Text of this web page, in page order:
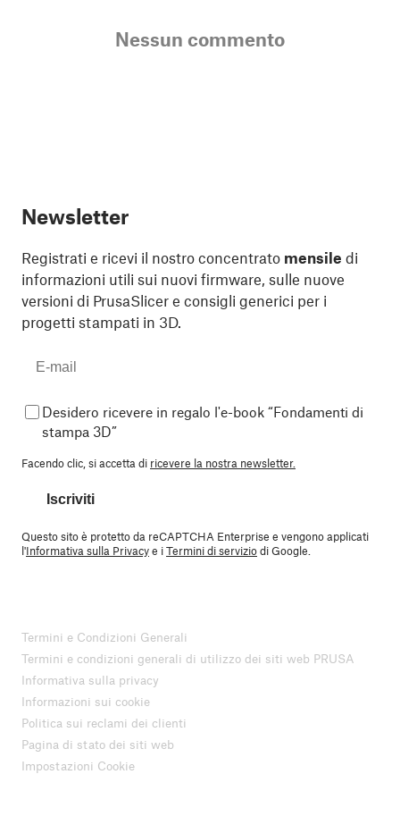
Nessun commento
Newsletter
Registrati e ricevi il nostro concentrato mensile di
informazioni utili sui nuovi firmware, sulle nuove
versioni di PrusaSlicer e consigli generici per i
progetti stampati in 3D.
Desidero ricevere in regalo l'e-book “Fondamenti di
stampa 3D”
Facendo clic, si accetta di ricevere la nostra newsletter.
Iscriviti
Questo sito è protetto da reCAPTCHA Enterprise e vengono applicati
l'Informativa sulla Privacye iTermini di serviziodi Google.
Termini e Condizioni Generali
Termini e condizioni generali di utilizzo dei siti web PRUSA
Informativa sulla privacy
Informazioni sui cookie
Politica sui reclami dei clienti
Pagina di stato dei siti web
Impostazioni Cookie